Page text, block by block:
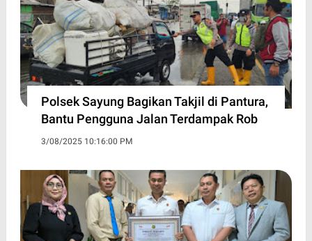
Polsek Sayung Bagikan Takjil di Pantura,
Bantu Pengguna Jalan Terdampak Rob
3/08/2025 10:16:00 PM